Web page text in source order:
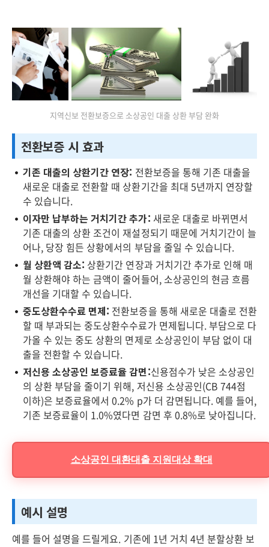
지역신보 전환보증으로 소상공인 대출 상환 부담 완화
전환보증 시 효과
기존 대출의 상환기간 연장: 전환보증을 통해 기존 대출을
새로운 대출로 전환할 때 상환기간을 최대 5년까지 연장할
수 있습니다.
이자만 납부하는 거치기간 추가: 새로운 대출로 바뀌면서
기존 대출의 상환 조건이 재설정되기 때문에 거치기간이 늘
어나, 당장 힘든 상황에서의 부담을 줄일 수 있습니다.
월 상환액 감소: 상환기간 연장과 거치기간 추가로 인해 매
월 상환해야 하는 금액이 줄어들어, 소상공인의 현금 흐름
개선을 기대할 수 있습니다.
중도상환수수료 면제: 전환보증을 통해 새로운 대출로 전환
할 때 부과되는 중도상환수수료가 면제됩니다. 부담으로 다
가올 수 있는 중도 상환의 면제로 소상공인이 부담 없이 대
출을 전환할 수 있습니다.
저신용 소상공인 보증료율 감면:신용점수가 낮은 소상공인
의 상환 부담을 줄이기 위해, 저신용 소상공인(CB 744점
이하)은 보증료율에서 0.2% p가 더 감면됩니다. 예를 들어,
기존 보증료율이 1.0%였다면 감면 후 0.8%로 낮아집니다.
소상공인 대환대출 지원대상 확대
예시 설명
예를 들어 설명을 드릴게요. 기존에 1년 거치 4년 분할상환 보